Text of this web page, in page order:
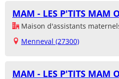
MAM - LES P'TITS MAM
Maison d'assistants
Menneval (27300)
MAM - LES P'TITS MAM